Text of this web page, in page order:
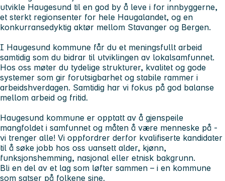
utvikle Haugesund til en god by å leve i for innbyggerne,
et sterkt regionsenter for hele Haugalandet, og en
konkurransedyktig aktør mellom Stavanger og Bergen.
I Haugesund kommune får du et meningsfullt arbeid
samtidig som du bidrar til utviklingen av lokalsamfunnet.
Hos oss møter du tydelige strukturer, kvalitet og gode
systemer som gir forutsigbarhet og stabile rammer i
arbeidshverdagen. Samtidig har vi fokus på god balanse
mellom arbeid og fritid.
Haugesund kommune er opptatt av å gjenspeile
mangfoldet i samfunnet og måten å være menneske på -
vi trenger alle! Vi oppfordrer derfor kvalifiserte kandidater
til å søke jobb hos oss uansett alder, kjønn,
funksjonshemming, nasjonal eller etnisk bakgrunn.
Bli en del av et lag som løfter sammen – i en kommune
som satser på folkene sine.